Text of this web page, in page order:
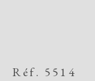
Réf. 5514